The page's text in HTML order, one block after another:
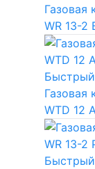
Газовая
WR 13-2
Газовая
WTD 12